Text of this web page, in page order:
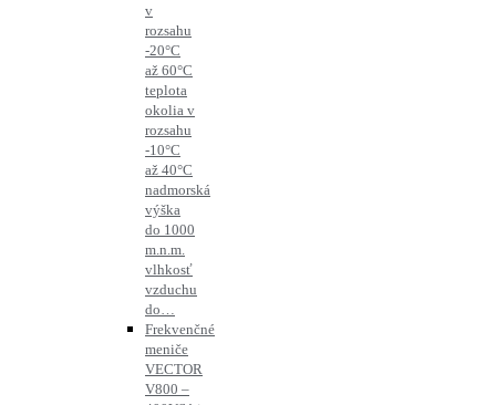
v
rozsahu
-20°C
až 60°C
teplota
okolia v
rozsahu
-10°C
až 40°C
nadmorská
výška
do 1000
m.n.m.
vlhkosť
vzduchu
do…
Frekvenčné
meniče
VECTOR
V800 –